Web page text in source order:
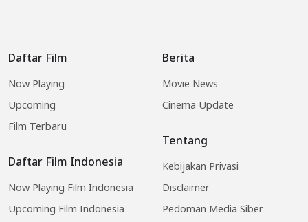
Daftar Film
Now Playing
Upcoming
Film Terbaru
Daftar Film Indonesia
Now Playing Film Indonesia
Upcoming Film Indonesia
Berita
Movie News
Cinema Update
Tentang
Kebijakan Privasi
Disclaimer
Pedoman Media Siber